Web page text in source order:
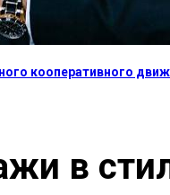
кооперативного
в